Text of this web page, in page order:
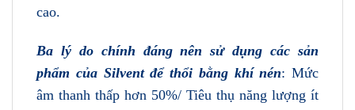
cao.
Ba lý do chính đáng nên sử dụng các sản
phẩm của Silvent để thổi bằng khí nén: Mức
âm thanh thấp hơn 50%/ Tiêu thụ năng lượng ít